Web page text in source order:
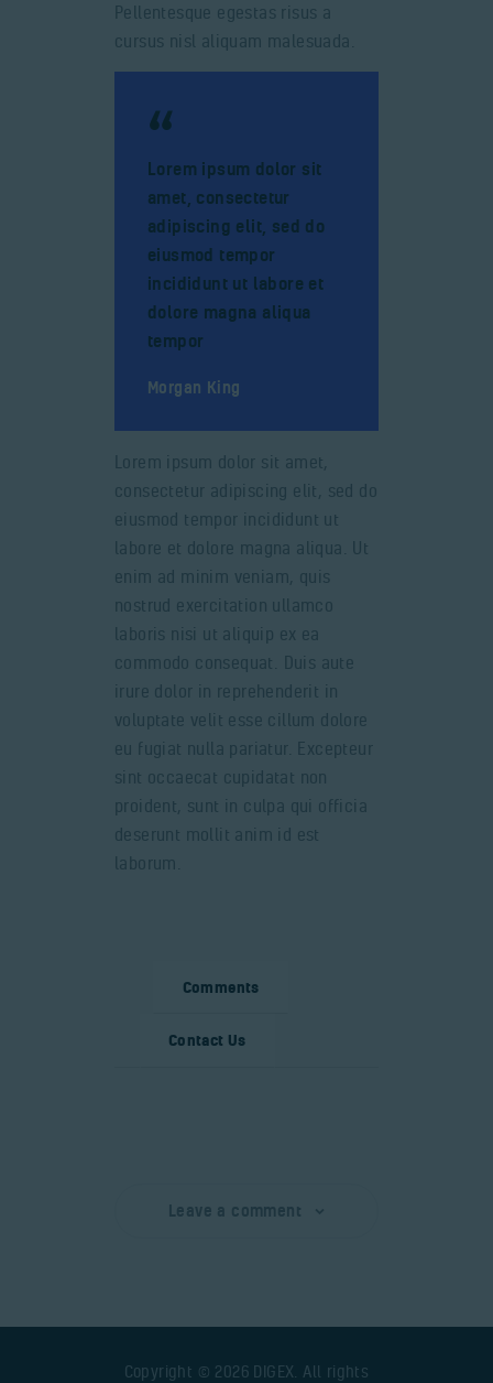
Pellentesque egestas risus a
cursus nisl aliquam malesuada.
Lorem ipsum dolor sit
amet, consectetur
adipiscing elit, sed do
eiusmod tempor
incididunt ut labore et
dolore magna aliqua
tempor
Morgan King
Lorem ipsum dolor sit amet,
consectetur adipiscing elit, sed do
eiusmod tempor incididunt ut
labore et dolore magna aliqua. Ut
enim ad minim veniam, quis
nostrud exercitation ullamco
laboris nisi ut aliquip ex ea
commodo consequat. Duis aute
irure dolor in reprehenderit in
voluptate velit esse cillum dolore
eu fugiat nulla pariatur. Excepteur
sint occaecat cupidatat non
proident, sunt in culpa qui officia
deserunt mollit anim id est
laborum.
Comments
Contact Us
Leave a comment
Copyright © 2026 DIGEX. All rights